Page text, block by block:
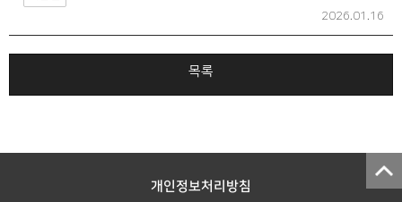
2026.01.16
목록
개인정보처리방침